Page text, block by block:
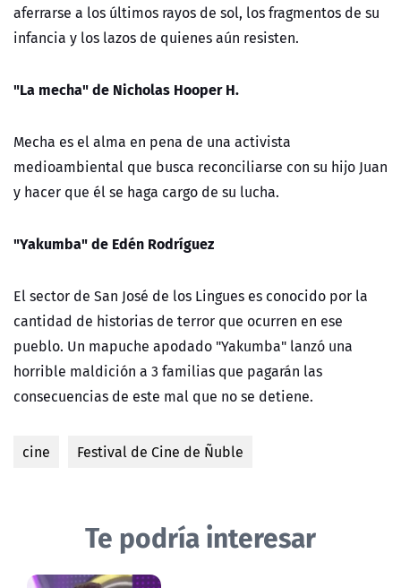
aferrarse a los últimos rayos de sol, los fragmentos de su
infancia y los lazos de quienes aún resisten.
"La mecha" de Nicholas Hooper H.
Mecha es el alma en pena de una activista
medioambiental que busca reconciliarse con su hijo Juan
y hacer que él se haga cargo de su lucha.
"Yakumba" de Edén Rodríguez
El sector de San José de los Lingues es conocido por la
cantidad de historias de terror que ocurren en ese
pueblo. Un mapuche apodado "Yakumba" lanzó una
horrible maldición a 3 familias que pagarán las
consecuencias de este mal que no se detiene.
cine Festival de Cine de Ñuble
Te podría interesar